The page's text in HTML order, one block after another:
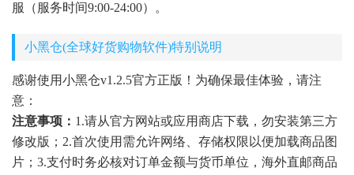
服（服务时间9:00-24:00）。
小黑仓(全球好货购物软件)特别说明
感谢使用小黑仓v1.2.5官方正版！为确保最佳体验，请注
意：
注意事项： 1.请从官方网站或应用商店下载，勿安装第三方
修改版；2.首次使用需允许网络、存储权限以便加载商品图
片；3.支付时务必核对订单金额与货币单位，海外直邮商品